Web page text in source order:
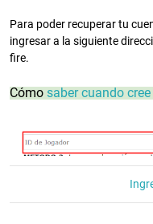
Para poder recuperar tu
ingresar a la siguiente
fire.
Cómo saber cuando